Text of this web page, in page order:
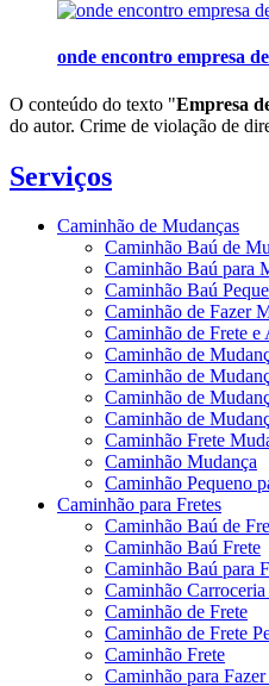
onde encontro empresa
O conteúdo do texto "Empresa
do autor. Crime de violação de
Serviços
Caminhão de Mudanças
Caminhão Baú de
Caminhão Baú para
Caminhão Baú
Caminhão de Fazer
Caminhão de Frete
Caminhão de
Caminhão de
Caminhão de
Caminhão de
Caminhão Frete
Caminhão Mudança
Caminhão Pequeno
Caminhão para Fretes
Caminhão Baú de
Caminhão Baú Frete
Caminhão Baú para
Caminhão
Caminhão de Frete
Caminhão de Frete
Caminhão Frete
Caminhão para Fazer